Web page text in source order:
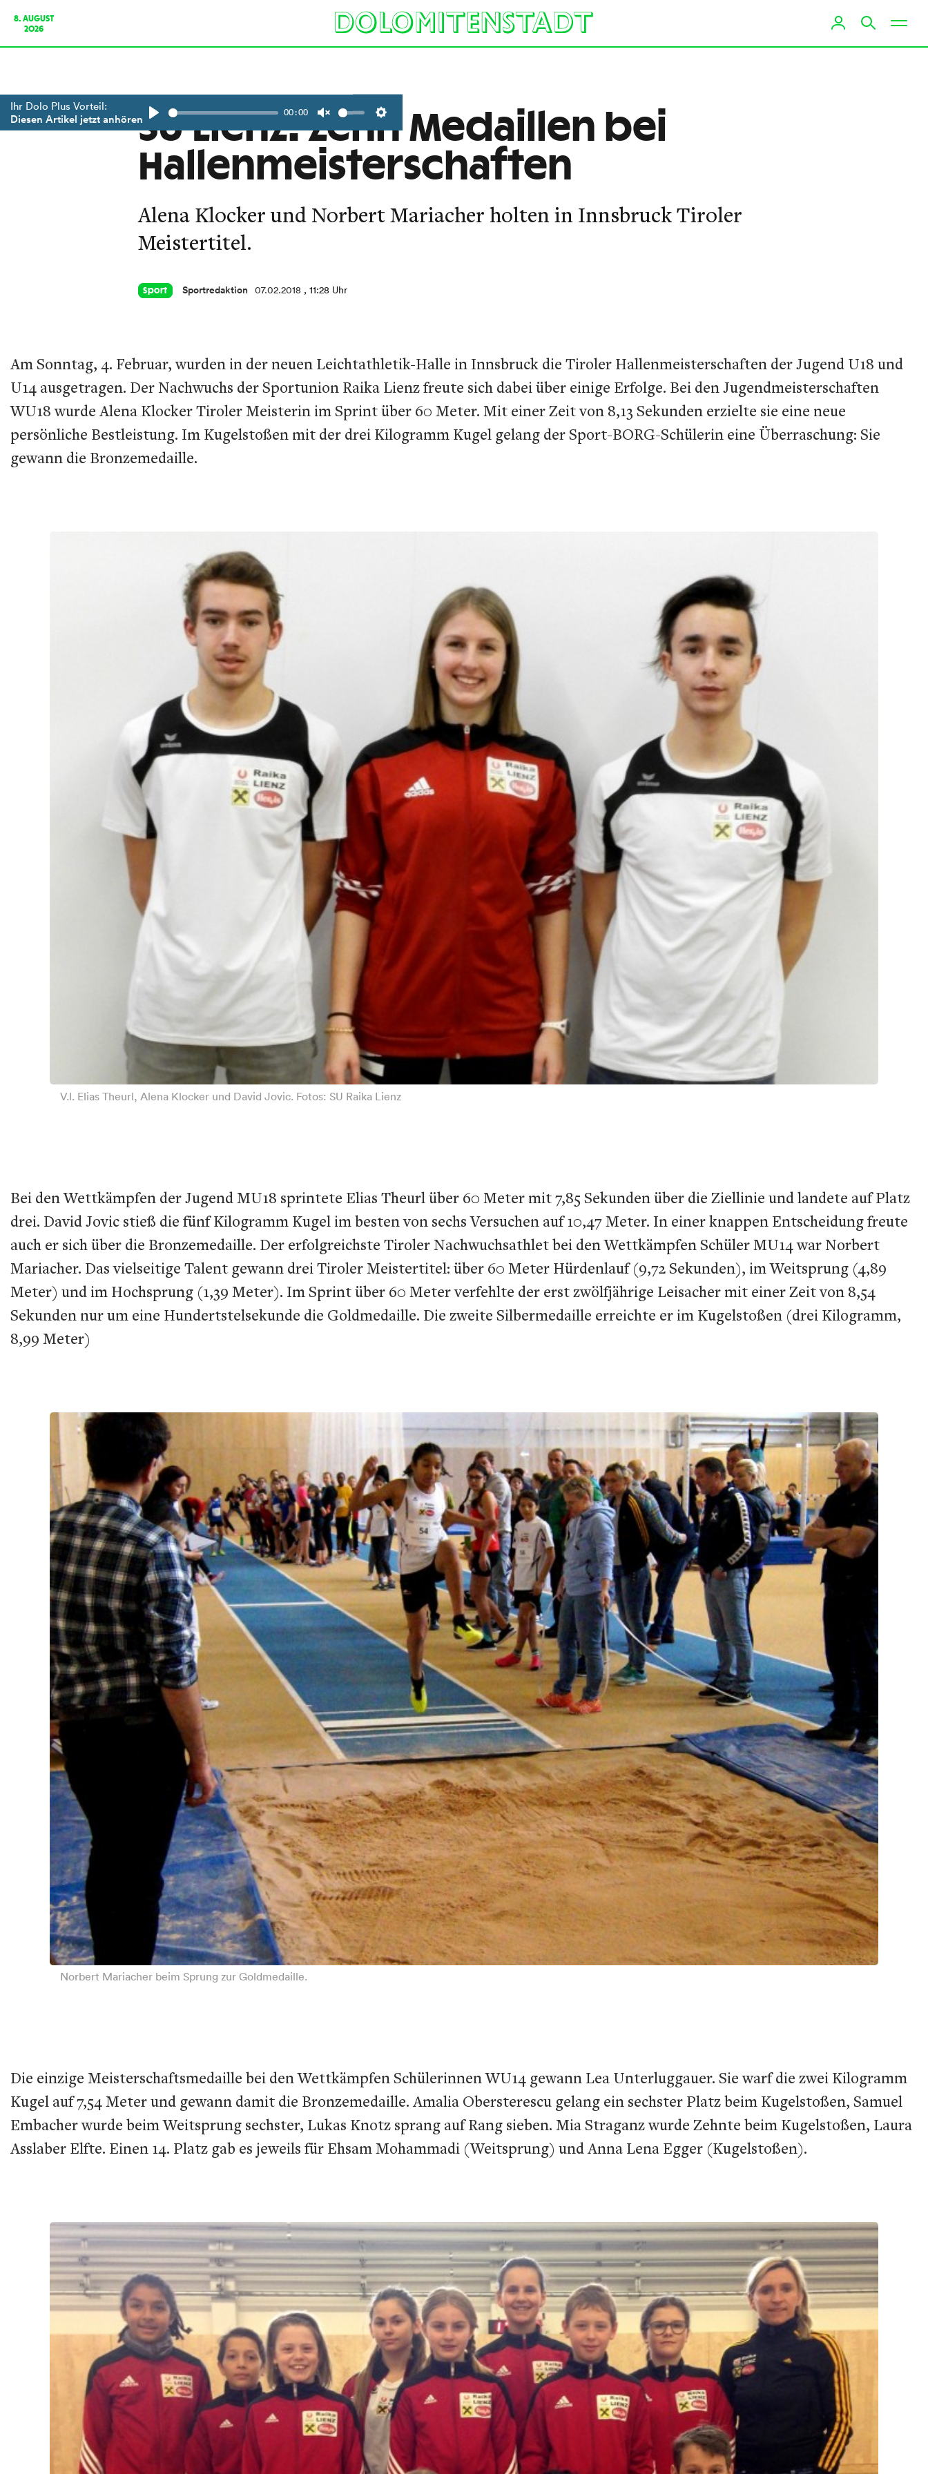
8. AUGUST
2026
Ihr Dolo Plus Vorteil:
Diesen Artikel jetzt anhören 00:00
Settings
SU Lienz: Zehn Medaillen bei
Hallenmeisterschaften
Alena Klocker und Norbert Mariacher holten in Innsbruck Tiroler
Meistertitel.
Sport Sportredaktion 07.02.2018 , 11:28 Uhr
Am Sonntag, 4. Februar, wurden in der neuen Leichtathletik-Halle in Innsbruck die Tiroler Hallenmeisterschaften der Jugend U18 und
U14 ausgetragen. Der Nachwuchs der Sportunion Raika Lienz freute sich dabei über einige Erfolge. Bei den Jugendmeisterschaften
WU18 wurde Alena Klocker Tiroler Meisterin im Sprint über 60 Meter. Mit einer Zeit von 8,13 Sekunden erzielte sie eine neue
persönliche Bestleistung. Im Kugelstoßen mit der drei Kilogramm Kugel gelang der Sport-BORG-Schülerin eine Überraschung: Sie
gewann die Bronzemedaille.
V.l. Elias Theurl, Alena Klocker und David Jovic. Fotos: SU Raika Lienz
Bei den Wettkämpfen der Jugend MU18 sprintete Elias Theurl über 60 Meter mit 7,85 Sekunden über die Ziellinie und landete auf Platz
drei. David Jovic stieß die fünf Kilogramm Kugel im besten von sechs Versuchen auf 10,47 Meter. In einer knappen Entscheidung freute
auch er sich über die Bronzemedaille. Der erfolgreichste Tiroler Nachwuchsathlet bei den Wettkämpfen Schüler MU14 war Norbert
Mariacher. Das vielseitige Talent gewann drei Tiroler Meistertitel: über 60 Meter Hürdenlauf (9,72 Sekunden), im Weitsprung (4,89
Meter) und im Hochsprung (1,39 Meter). Im Sprint über 60 Meter verfehlte der erst zwölfjährige Leisacher mit einer Zeit von 8,54
Sekunden nur um eine Hundertstelsekunde die Goldmedaille. Die zweite Silbermedaille erreichte er im Kugelstoßen (drei Kilogramm,
8,99 Meter)
Norbert Mariacher beim Sprung zur Goldmedaille.
Die einzige Meisterschaftsmedaille bei den Wettkämpfen Schülerinnen WU14 gewann Lea Unterluggauer. Sie warf die zwei Kilogramm
Kugel auf 7,54 Meter und gewann damit die Bronzemedaille. Amalia Obersterescu gelang ein sechster Platz beim Kugelstoßen, Samuel
Embacher wurde beim Weitsprung sechster, Lukas Knotz sprang auf Rang sieben. Mia Straganz wurde Zehnte beim Kugelstoßen, Laura
Asslaber Elfte. Einen 14. Platz gab es jeweils für Ehsam Mohammadi (Weitsprung) und Anna Lena Egger (Kugelstoßen).